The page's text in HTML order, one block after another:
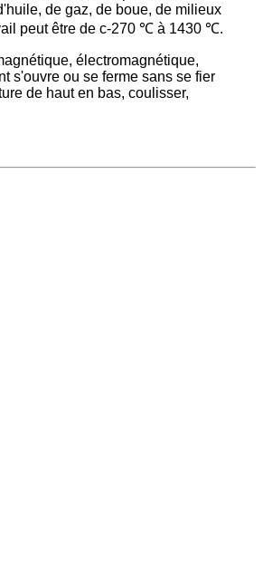
de gaz, de boue, de milieux
peut être de c-270 ℃ à 1430 ℃.
électromagnétique,
s'ouvre ou se ferme sans se fier
de haut en bas, coulisser,